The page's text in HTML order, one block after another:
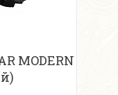
MODERN